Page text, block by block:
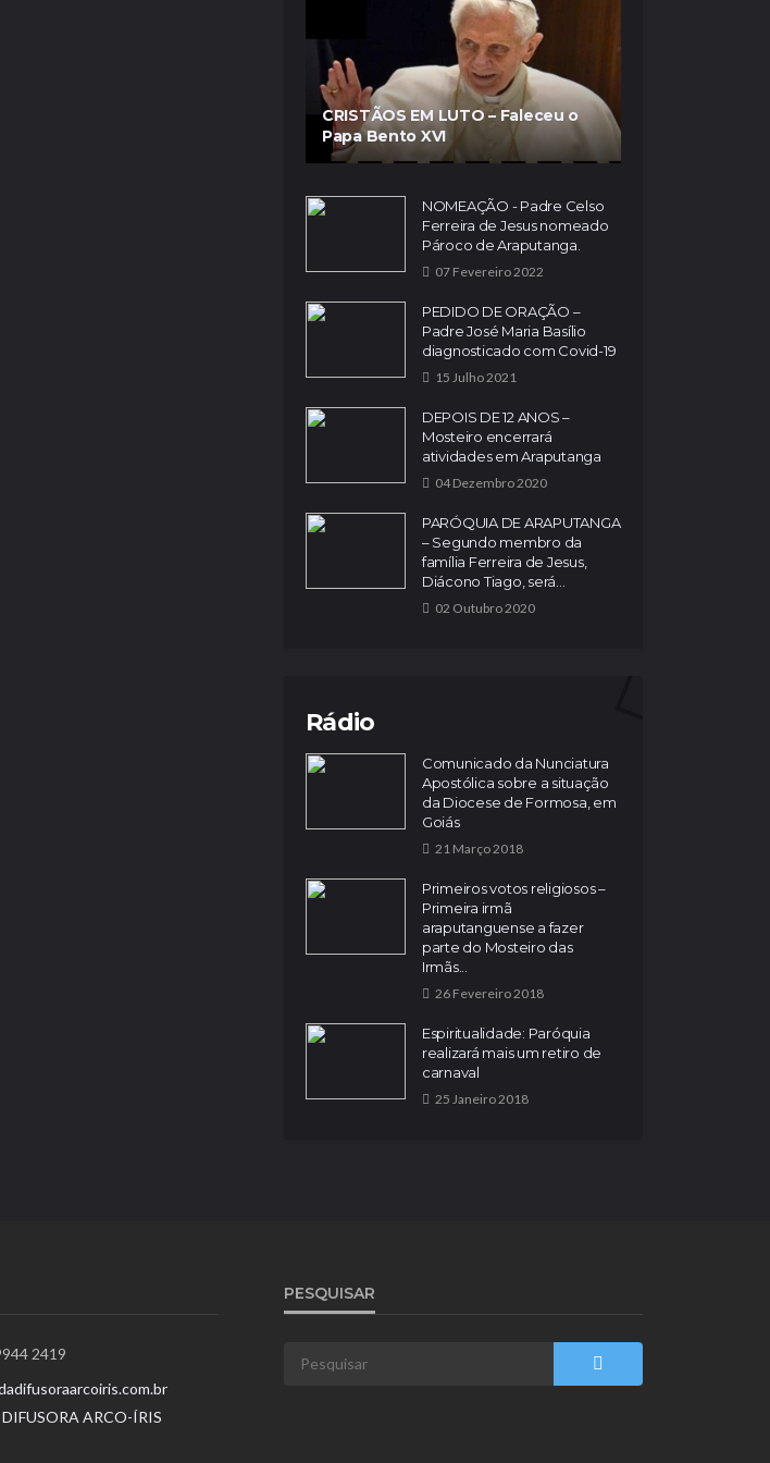
CRISTÃOS EM LUTO – Faleceu o
Papa Bento XVI
NOMEAÇÃO - Padre Celso
Ferreira de Jesus nomeado
Pároco de Araputanga.
07 Fevereiro 2022
PEDIDO DE ORAÇÃO –
Padre José Maria Basílio
diagnosticado com Covid-19
15 Julho 2021
DEPOIS DE 12 ANOS –
Mosteiro encerrará
atividades em Araputanga
04 Dezembro 2020
PARÓQUIA DE ARAPUTANGA
– Segundo membro da
família Ferreira de Jesus,
Diácono Tiago, será...
02 Outubro 2020
Rádio
Comunicado da Nunciatura
Apostólica sobre a situação
da Diocese de Formosa, em
Goiás
21 Março 2018
Primeiros votos religiosos –
Primeira irmã
araputanguense a fazer
parte do Mosteiro das
Irmãs...
26 Fevereiro 2018
Espiritualidade: Paróquia
realizará mais um retiro de
carnaval
25 Janeiro 2018
2419
ARCO-ÍRIS
PESQUISAR